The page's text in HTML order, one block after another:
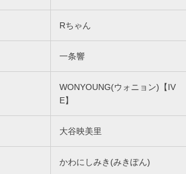
Rちゃん
一条響
WONYOUNG(ウォニョン)【IV
E】
大谷映美里
かわにしみき(みきぽん)